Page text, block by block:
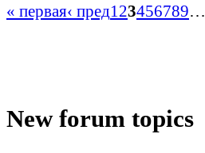
« первая‹ пред1 23456789…
New forum topics